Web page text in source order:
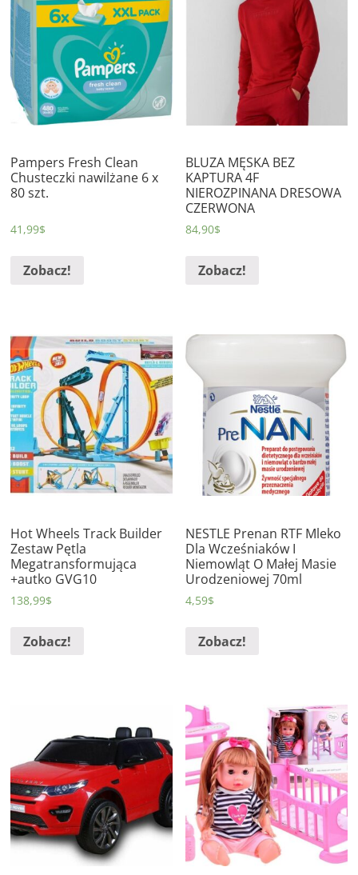
Pampers Fresh Clean
Chusteczki nawilżane 6 x
80 szt.
41,99$
Zobacz!
BLUZA MĘSKA BEZ
KAPTURA 4F
NIEROZPINANA DRESOWA
CZERWONA
84,90$
Zobacz!
Hot Wheels Track Builder
Zestaw Pętla
Megatransformująca
+autko GVG10
138,99$
Zobacz!
NESTLE Prenan RTF Mleko
Dla Wcześniaków I
Niemowląt O Małej Masie
Urodzeniowej 70ml
4,59$
Zobacz!